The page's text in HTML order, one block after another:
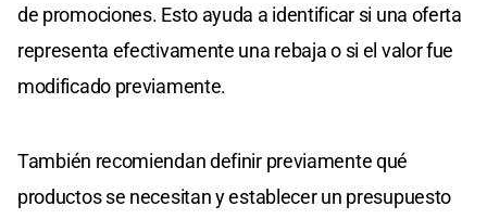
de promociones. Esto ayuda a identificar si una oferta
representa efectivamente una rebaja o si el valor fue
modificado previamente.
También recomiendan definir previamente qué
productos se necesitan y establecer un presupuesto